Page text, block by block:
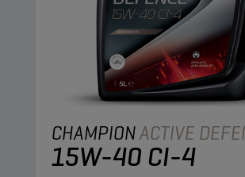
CHAMPIONACTIVE
15W-40 CI-4